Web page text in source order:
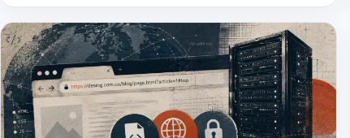
оказывается, что чат никто не обслуживает,
календарь живёт отдельно от реального
расписания, а баннер перекрывает половину
экрана на мобильном. Поэтому […]